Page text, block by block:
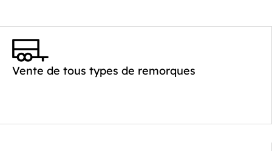
Vente de tous types de remorques